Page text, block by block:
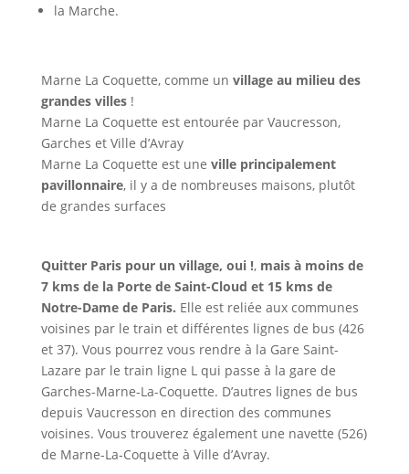
la Marche.
Marne La Coquette, comme un village au milieu des
grandes villes!
Marne La Coquette est entourée par Vaucresson,
Garches et Ville d’Avray
Marne La Coquette est une ville principalement
pavillonnaire, il y a de nombreuses maisons, plutôt
de grandes surfaces
Quitter Paris pour un village, oui !, mais à moins de
7 kms de la Porte de Saint-Cloud et 15 kms de
Notre-Dame de Paris. Elle est reliée aux communes
voisines par le train et différentes lignes de bus (426
et 37). Vous pourrez vous rendre à la Gare Saint-
Lazare par le train ligne L qui passe à la gare de
Garches-Marne-La-Coquette. D’autres lignes de bus
depuis Vaucresson en direction des communes
voisines. Vous trouverez également une navette (526)
de Marne-La-Coquette à Ville d’Avray.